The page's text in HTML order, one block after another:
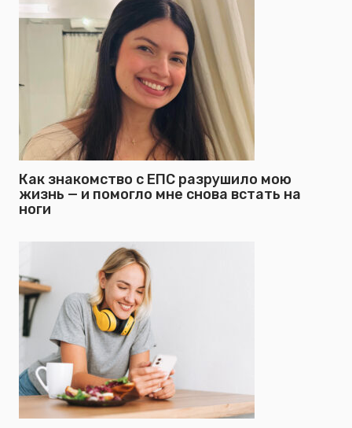
Как знакомство с ЕПС разрушило мою
жизнь — и помогло мне снова встать на
ноги